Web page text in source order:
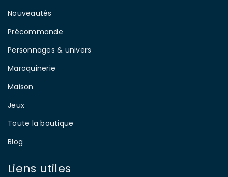
Nouveautés
Précommande
Personnages & univers
Maroquinerie
Maison
Jeux
Toute la boutique
Blog
Liens utiles